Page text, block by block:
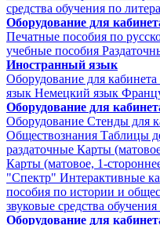
средства обучения по
Оборудование для
Печатные пособия по
учебные пособия
Иностранный язык
Оборудование для
язык Немецкий язык
Оборудование для
Оборудование Стенды для
Обществознания Таблицы
раздаточные Карты
Карты (матовое, 1-
"Спектр" Интерактивные
пособия по истории и
звуковые средства
Оборудование для